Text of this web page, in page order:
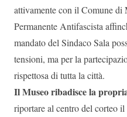
attivamente con il Comune
Permanente Antifascista
mandato del Sindaco Sala
tensioni, ma per la
rispettosa di tutta la città.
Il Museo ribadisce la
riportare al centro del corteo